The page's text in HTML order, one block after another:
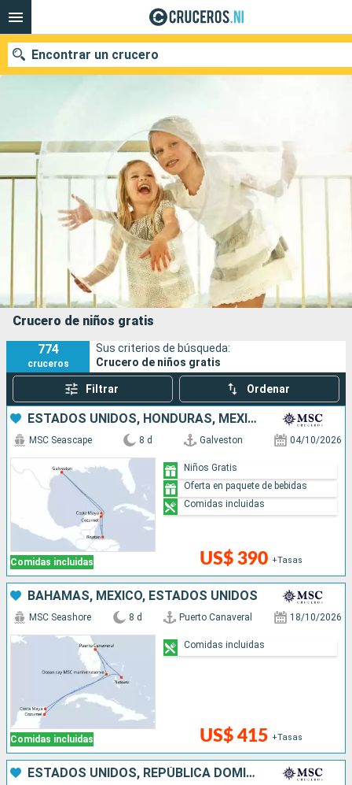
Encontrar un crucero
Nuestros destinos
Fecha de salida
Puertos Compañías
Buscar
Crucero de niños gratis
774
cruceros
Sus criterios de búsqueda:
Crucero de niños gratis
Filtrar Ordenar
ESTADOS UNIDOS, HONDURAS, MÉXICO
Comidas incluidas
MSC Seascape 8 d Galveston 04/10/2026
US$ 390 +Tasas
Niños Gratis
Oferta en paquete de bebidas
Comidas incluidas
BAHAMAS, MÉXICO, ESTADOS UNIDOS
Comidas incluidas
MSC Seashore 8 d Puerto Canaveral 18/10/2026
US$ 415 +Tasas
Comidas incluidas
ESTADOS UNIDOS, REPÚBLICA DOMINICANA, PUERTO RICO, BAHAMAS